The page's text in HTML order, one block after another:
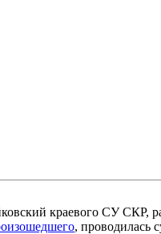
краевого СУ
, проводилась